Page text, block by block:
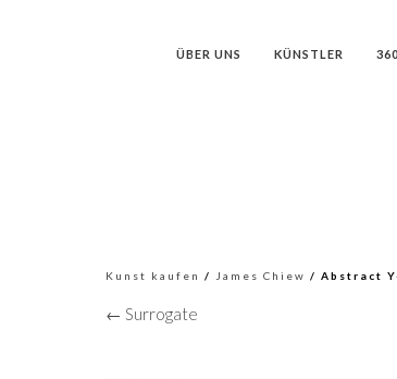
ÜBER UNS KÜNSTLER
Kunst kaufen / James Chiew / Abstract
← Surrogate